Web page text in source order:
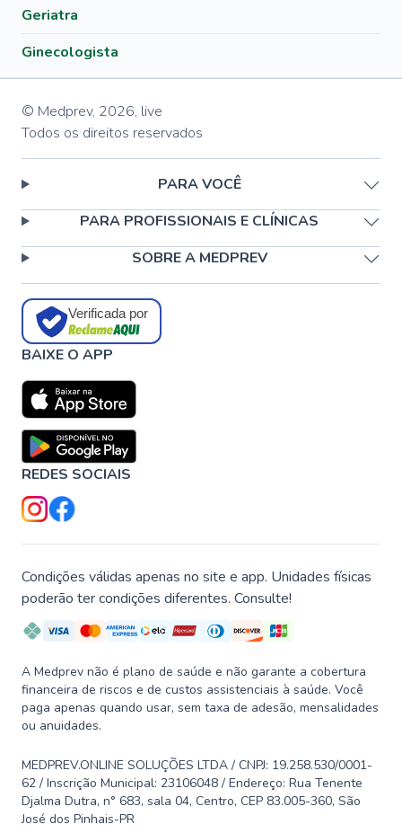
Geriatra
Ginecologista
© Medprev, 2026, live
Todos os direitos reservados
PARA VOCÊ
PARA PROFISSIONAIS E CLÍNICAS
SOBRE A MEDPREV
Verificada por
BAIXE O APP
REDES SOCIAIS
Condições válidas apenas no site e app. Unidades físicas
poderão ter condições diferentes. Consulte!
A Medprev não é plano de saúde e não garante a cobertura
financeira de riscos e de custos assistenciais à saúde. Você
paga apenas quando usar, sem taxa de adesão, mensalidades
ou anuidades.
MEDPREV.ONLINE SOLUÇÕES LTDA / CNPJ: 19.258.530/0001-
62 / Inscrição Municipal: 23106048 / Endereço: Rua Tenente
Djalma Dutra, n° 683, sala 04, Centro, CEP 83.005-360, São
José dos Pinhais-PR